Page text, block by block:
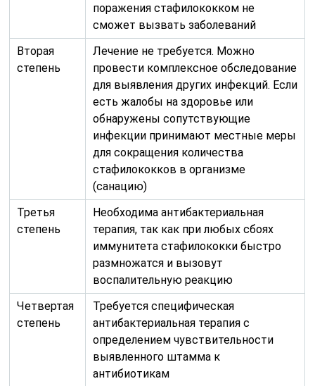
поражения стафилококком не
сможет вызвать заболеваний
Вторая
степень
Лечение не требуется. Можно
провести комплексное обследование
для выявления других инфекций. Если
есть жалобы на здоровье или
обнаружены сопутствующие
инфекции принимают местные меры
для сокращения количества
стафилококков в организме
(санацию)
Третья
степень
Необходима антибактериальная
терапия, так как при любых сбоях
иммунитета стафилококки быстро
размножатся и вызовут
воспалительную реакцию
Четвертая
степень
Требуется специфическая
антибактериальная терапия с
определением чувствительности
выявленного штамма к
антибиотикам